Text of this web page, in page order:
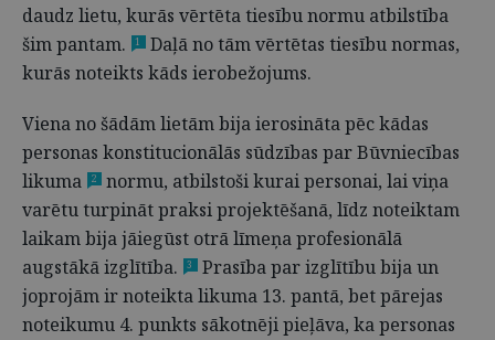
daudz lietu, kurās vērtēta tiesību normu atbilstība
šim pantam.
1
Daļā no tām vērtētas tiesību normas,
kurās noteikts kāds ierobežojums.
Viena no šādām lietām bija ierosināta pēc kādas
personas konstitucionālās sūdzības par Būvniecības
likuma
2
normu, atbilstoši kurai personai, lai viņa
varētu turpināt praksi projektēšanā, līdz noteiktam
laikam bija jāiegūst otrā līmeņa profesionālā
augstākā izglītība.
3
Prasība par izglītību bija un
joprojām ir noteikta likuma 13. pantā, bet pārejas
noteikumu 4. punkts sākotnēji pieļāva, ka personas